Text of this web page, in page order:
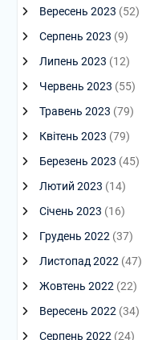
Вересень 2023 (52)
Серпень 2023 (9)
Липень 2023 (12)
Червень 2023 (55)
Травень 2023 (79)
Квітень 2023 (79)
Березень 2023 (45)
Лютий 2023 (14)
Січень 2023 (16)
Грудень 2022 (37)
Листопад 2022 (47)
Жовтень 2022 (22)
Вересень 2022 (34)
Серпень 2022 (24)